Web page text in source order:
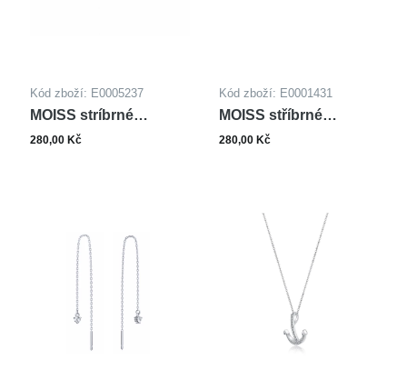
Kód zboží: E0005237
MOISS stríbrné
náušnice
280,00 Kč
Kód zboží: E0001431
MOISS stříbrné
náušnice
280,00 Kč